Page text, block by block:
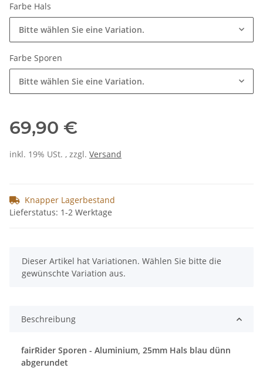
Farbe Hals
Bitte wählen Sie eine Variation.
Farbe Sporen
Bitte wählen Sie eine Variation.
69,90 €
inkl. 19% USt. , zzgl. Versand
Knapper Lagerbestand
Lieferstatus: 1-2 Werktage
x
Dieser Artikel hat Variationen. Wählen Sie bitte die
gewünschte Variation aus.
Beschreibung
fairRider Sporen - Aluminium, 25mm Hals blau dünn
abgerundet